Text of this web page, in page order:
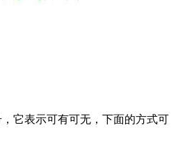
它表示可有可无，下面的方式可